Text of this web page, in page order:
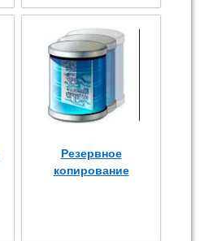
Резервное
копирование